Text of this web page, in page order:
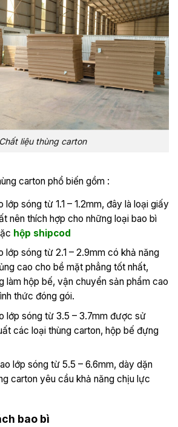
Chất liệu thùng carton
carton phổ biến gồm :
lớp sóng từ 1.1 – 1.2mm, đây là loại giấy
nên thích hợp cho những loại bao bì
hộp shipcod
lớp sóng từ 2.1 – 2.9mm có khả năng
cao cho bề mặt phẳng tốt nhất,
làm hộp bế, vận chuyển sản phẩm cao
thức đóng gói.
lớp sóng từ 3.5 – 3.7mm được sử
các loại thùng carton, hộp bế đựng
lớp sóng từ 5.5 – 6.6mm, dày dặn
carton yêu cầu khả năng chịu lực
bao bì